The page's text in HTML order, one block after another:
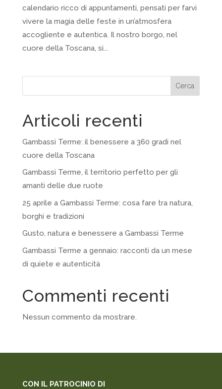
calendario ricco di appuntamenti, pensati per farvi
vivere la magia delle feste in un’atmosfera
accogliente e autentica. Il nostro borgo, nel
cuore della Toscana, si...
Cerca
Articoli recenti
Gambassi Terme: il benessere a 360 gradi nel
cuore della Toscana
Gambassi Terme, il territorio perfetto per gli
amanti delle due ruote
25 aprile a Gambassi Terme: cosa fare tra natura,
borghi e tradizioni
Gusto, natura e benessere a Gambassi Terme
Gambassi Terme a gennaio: racconti da un mese
di quiete e autenticità
Commenti recenti
Nessun commento da mostrare.
CON IL PATROCINIO DI